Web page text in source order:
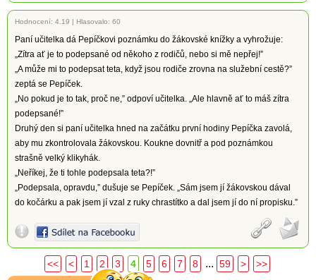
Hodnocení: 4.19 | Hlasovalo: 60
Paní učitelka dá Pepíčkovi poznámku do žákovské knížky a vyhrožuje:
„Zítra ať je to podepsané od někoho z rodičů, nebo si mě nepřej!”
„A může mi to podepsat teta, když jsou rodiče zrovna na služební cestě?”
zeptá se Pepíček.
„No pokud je to tak, proč ne,” odpoví učitelka. „Ale hlavně ať to máš zítra
podepsané!”
Druhý den si paní učitelka hned na začátku první hodiny Pepíčka zavolá,
aby mu zkontrolovala žákovskou. Koukne dovnitř a pod poznámkou
strašně velký klikyhák.
„Neříkej, že ti tohle podepsala teta?!”
„Podepsala, opravdu,” dušuje se Pepíček. „Sám jsem jí žákovskou dával
do kočárku a pak jsem jí vzal z ruky chrastítko a dal jsem jí do ní propisku.”
<< < 1 2 3 4 5 6 7 8 ... 59 > >>